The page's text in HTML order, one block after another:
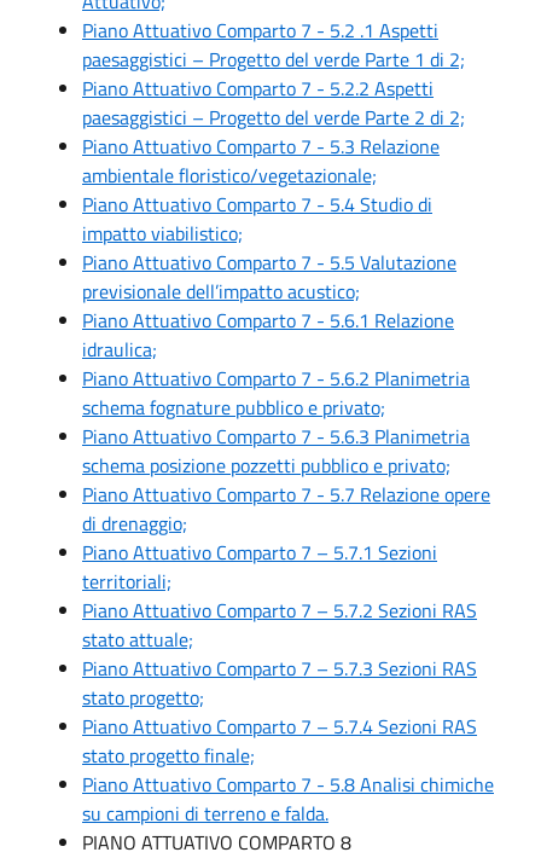
Piano Attuativo Comparto 7 - 5.2 .1 Aspetti
paesaggistici – Progetto del verde Parte 1 di 2;
Piano Attuativo Comparto 7 - 5.2.2 Aspetti
paesaggistici – Progetto del verde Parte 2 di 2;
Piano Attuativo Comparto 7 - 5.3 Relazione
ambientale floristico/vegetazionale;
Piano Attuativo Comparto 7 - 5.4 Studio di
impatto viabilistico;
Piano Attuativo Comparto 7 - 5.5 Valutazione
previsionale dell’impatto acustico;
Piano Attuativo Comparto 7 - 5.6.1 Relazione
idraulica;
Piano Attuativo Comparto 7 - 5.6.2 Planimetria
schema fognature pubblico e privato;
Piano Attuativo Comparto 7 - 5.6.3 Planimetria
schema posizione pozzetti pubblico e privato;
Piano Attuativo Comparto 7 - 5.7 Relazione opere
di drenaggio;
Piano Attuativo Comparto 7 – 5.7.1 Sezioni
territoriali;
Piano Attuativo Comparto 7 – 5.7.2 Sezioni RAS
stato attuale;
Piano Attuativo Comparto 7 – 5.7.3 Sezioni RAS
stato progetto;
Piano Attuativo Comparto 7 – 5.7.4 Sezioni RAS
stato progetto finale;
Piano Attuativo Comparto 7 - 5.8 Analisi chimiche
su campioni di terreno e falda.
PIANO ATTUATIVO COMPARTO 8